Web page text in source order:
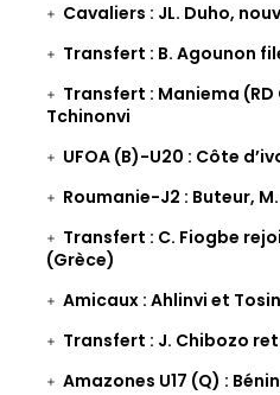
Cavaliers : JL. Duho,
Transfert : B. Agounon
Transfert : Maniema
Tchinonvi
UFOA (B)-U20 : Côte
Roumanie-J2 : Buteur,
Transfert : C. Fiogbe
(Grèce)
Amicaux : Ahlinvi et
Transfert : J. Chibozo
Amazones U17 (Q) :